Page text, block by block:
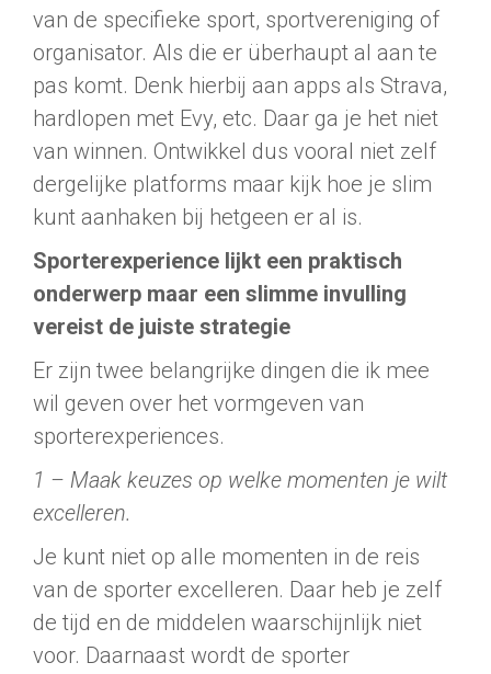
van de specifieke sport, sportvereniging of
organisator. Als die er überhaupt al aan te
pas komt. Denk hierbij aan apps als Strava,
hardlopen met Evy, etc. Daar ga je het niet
van winnen. Ontwikkel dus vooral niet zelf
dergelijke platforms maar kijk hoe je slim
kunt aanhaken bij hetgeen er al is.
Sporterexperience lijkt een praktisch
onderwerp maar een slimme invulling
vereist de juiste strategie
Er zijn twee belangrijke dingen die ik mee
wil geven over het vormgeven van
sporterexperiences.
1 – Maak keuzes op welke momenten je wilt
excelleren.
Je kunt niet op alle momenten in de reis
van de sporter excelleren. Daar heb je zelf
de tijd en de middelen waarschijnlijk niet
voor. Daarnaast wordt de sporter